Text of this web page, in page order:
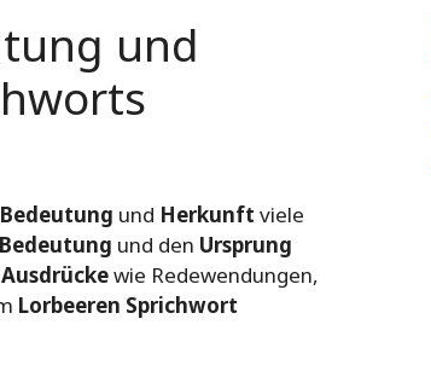
und
Bedeutung und Herkunft viele
Bedeutung und den Ursprung
wie Redewendungen,
Lorbeeren Sprichwort